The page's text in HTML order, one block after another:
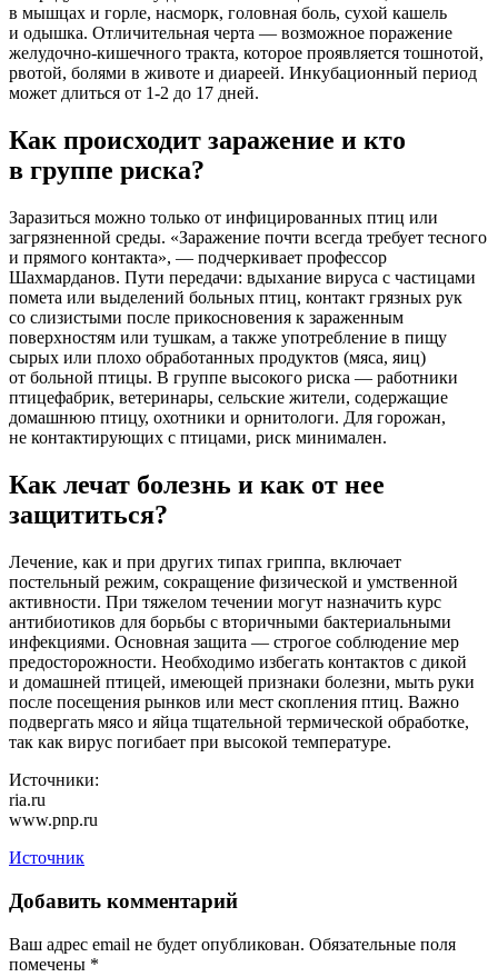
в мышцах и горле, насморк, головная боль, сухой кашель
и одышка. Отличительная черта — возможное поражение
желудочно-кишечного тракта, которое проявляется тошнотой,
рвотой, болями в животе и диареей. Инкубационный период
может длиться от 1-2 до 17 дней.
Как происходит заражение и кто
в группе риска?
Заразиться можно только от инфицированных птиц или
загрязненной среды. «Заражение почти всегда требует тесного
и прямого контакта», — подчеркивает профессор
Шахмарданов. Пути передачи: вдыхание вируса с частицами
помета или выделений больных птиц, контакт грязных рук
со слизистыми после прикосновения к зараженным
поверхностям или тушкам, а также употребление в пищу
сырых или плохо обработанных продуктов (мяса, яиц)
от больной птицы. В группе высокого риска — работники
птицефабрик, ветеринары, сельские жители, содержащие
домашнюю птицу, охотники и орнитологи. Для горожан,
не контактирующих с птицами, риск минимален.
Как лечат болезнь и как от нее
защититься?
Лечение, как и при других типах гриппа, включает
постельный режим, сокращение физической и умственной
активности. При тяжелом течении могут назначить курс
антибиотиков для борьбы с вторичными бактериальными
инфекциями. Основная защита — строгое соблюдение мер
предосторожности. Необходимо избегать контактов с дикой
и домашней птицей, имеющей признаки болезни, мыть руки
после посещения рынков или мест скопления птиц. Важно
подвергать мясо и яйца тщательной термической обработке,
так как вирус погибает при высокой температуре.
Источники:
ria.ru
www.pnp.ru
Источник
Добавить комментарий
Ваш адрес email не будет опубликован. Обязательные поля
помечены *